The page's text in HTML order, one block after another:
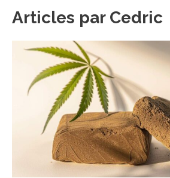
Articles par Cedric